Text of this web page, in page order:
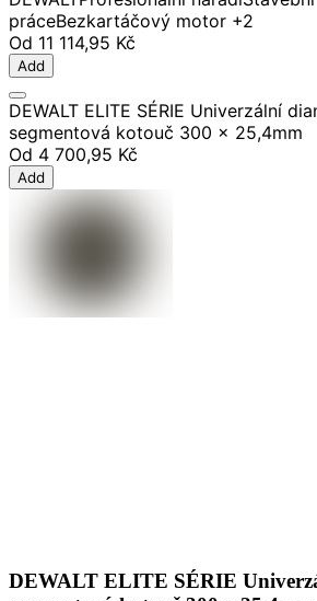
práceBezkartáčový motor +2
Od 11 114,95 Kč
Add
DEWALT ELITE SÉRIE Univerzální
segmentová kotouč 300 x 25,4mm
Od 4 700,95 Kč
Add
DEWALT ELITE SÉRIE